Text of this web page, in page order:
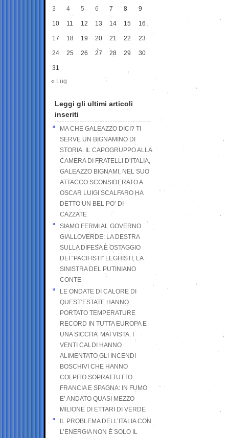
3 4 5 6 7 8 9
10 11 12 13 14 15 16
17 18 19 20 21 22 23
24 25 26 27 28 29 30
31
« Lug
Leggi gli ultimi articoli
inseriti
MA CHE GALEAZZO DICI? TI
SERVE UN BIGNAMINO DI
STORIA. IL CAPOGRUPPO ALLA
CAMERA DI FRATELLI D’ITALIA,
GALEAZZO BIGNAMI, NEL SUO
ATTACCO SCONSIDERATO A
OSCAR LUIGI SCALFARO HA
DETTO UN BEL PO’ DI
CAZZATE
SIAMO FERMI AL GOVERNO
GIALLOVERDE: LA DESTRA
SULLA DIFESA È OSTAGGIO
DEI “PACIFISTI” LEGHISTI, LA
SINISTRA DEL PUTINIANO
CONTE
LE ONDATE DI CALORE DI
QUEST’ESTATE HANNO
PORTATO TEMPERATURE
RECORD IN TUTTA EUROPA E
UNA SICCITA’ MAI VISTA. I
VENTI CALDI HANNO
ALIMENTATO GLI INCENDI
BOSCHIVI CHE HANNO
COLPITO SOPRATTUTTO
FRANCIA E SPAGNA: IN FUMO
E’ ANDATO QUASI MEZZO
MILIONE DI ETTARI DI VERDE
IL PROBLEMA DELL’ITALIA CON
L’ENERGIA NON È SOLO IL